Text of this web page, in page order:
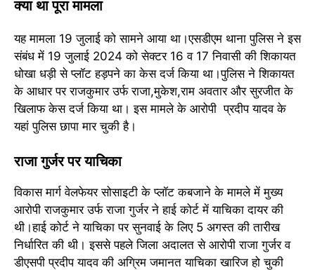
क्या था पूरा मामला
यह मामला 19 जुलाई को सामने आया था।एसडीएम थाना पुलिस ने इस
संबंध में 19 जुलाई 2024 को सेक्टर 16 व 17 निवासी की शिकायत
धोखा धड़ी से प्लॉट हड़पने का केस दर्ज किया था।पुलिस ने शिकायत
के आधार पर राजकुमार उर्फ राजा,मुकेश,राम अवतार और सुरजीत के
खिलाफ केस दर्ज किया था। इस मामले के आरोपी प्रदीप यादव के
यहां पुलिस छापा मार चुकी है।
राजा गुर्जर पर याचिका
विकास मार्ग वेलफेयर सोसाइटी के प्लॉट कबजाने के मामले में मुख्य
आरोपी राजकुमार उर्फ राजा गुर्जर ने हाई कोर्ट में याचिका दायर की
थी।हाई कोर्ट ने याचिका पर सुनवाई के लिए 5 अगस्त की तारीख
निर्धारित की थी। इससे पहले जिला अदालत से आरोपी राजा गुर्जर व
डीएसपी प्रदीप यादव की अग्रिम जमानत याचिका खारिज हो चुकी